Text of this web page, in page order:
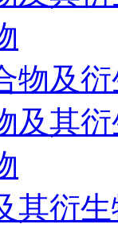
物及
及其
其衍